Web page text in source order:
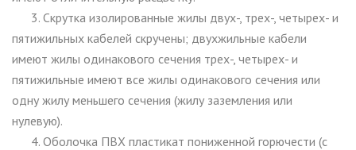
3. Скрутка изолированные жилы двух-, трех-, четырех- и
пятижильных кабелей скручены; двухжильные кабели
имеют жилы одинакового сечения трех-, четырех- и
пятижильные имеют все жилы одинакового сечения или
одну жилу меньшего сечения (жилу заземления или
нулевую).
4. Оболочка ПВХ пластикат пониженной горючести (с